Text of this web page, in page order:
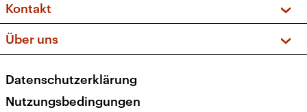
Kakadu – Das Kinderprogramm
FAQ
Apps
Newsletter
Veranstaltungen
Kontakt
Social Media
Über uns
Presse
Karriere
Datenschutzerklärung
Nutzungsbedingungen